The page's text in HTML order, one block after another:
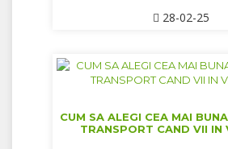
28-02-25
CUM SA ALEGI CEA MAI
TRANSPORT CAND VII IN